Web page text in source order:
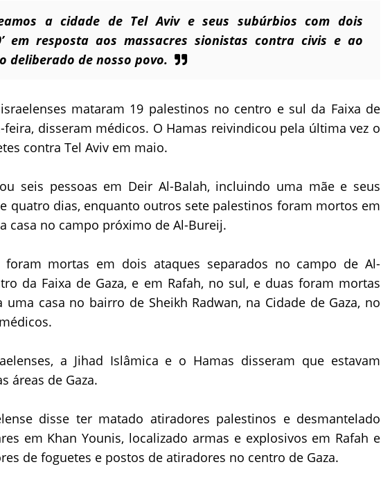
a cidade de Tel Aviv e seus subúrbios com dois
em resposta aos massacres sionistas contra civis e ao
deliberado de nosso povo.
mataram 19 palestinos no centro e sul da Faixa de
feira, disseram médicos. O Hamas reivindicou pela última vez o
contra Tel Aviv em maio.
seis pessoas em Deir Al-Balah, incluindo uma mãe e seus
quatro dias, enquanto outros sete palestinos foram mortos em
casa no campo próximo de Al-Bureij.
foram mortas em dois ataques separados no campo de Al-
da Faixa de Gaza, e em Rafah, no sul, e duas foram mortas
casa no bairro de Sheikh Radwan, na Cidade de Gaza, no
a Jihad Islâmica e o Hamas disseram que estavam
áreas de Gaza.
disse ter matado atiradores palestinos e desmantelado
em Khan Younis, localizado armas e explosivos em Rafah e
de foguetes e postos de atiradores no centro de Gaza.